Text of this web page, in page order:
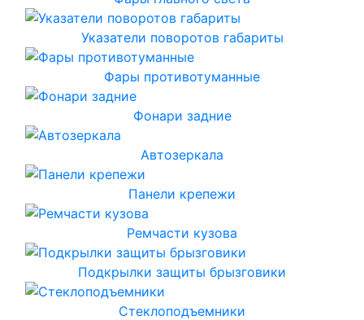
Указатели поворотов габариты
Фары противотуманные
Фонари задние
Автозеркала
Панели крепежи
Ремчасти кузова
Подкрылки защиты брызговики
Стеклоподъемники